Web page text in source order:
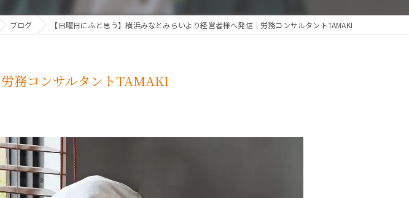
ブログ 【日曜日にふと思う】横浜みなとみらいより経営者様へ発信｜労務コンサルタントTAMAKI
務コンサルタントTAMAKI